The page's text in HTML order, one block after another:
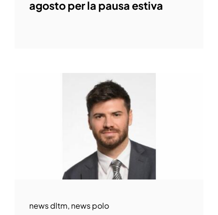
agosto per la pausa estiva
news dltm, news polo